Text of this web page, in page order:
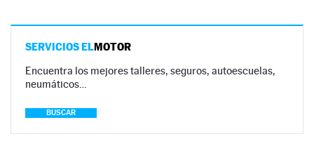
SERVICIOS ELMOTOR
Encuentra los mejores talleres, seguros, autoescuelas,
neumáticos…
BUSCAR